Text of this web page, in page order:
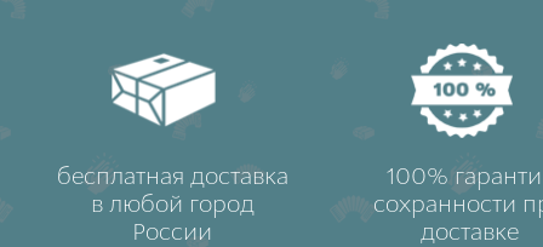
бесплатная доставка
в любой город
России
100%
сохранности
доставке